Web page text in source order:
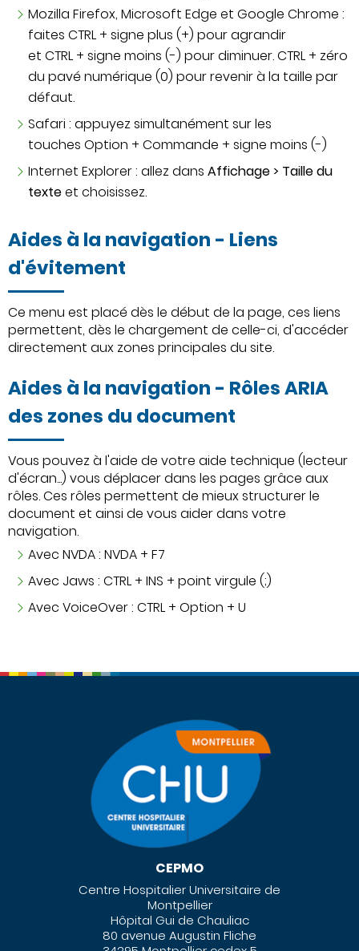
Mozilla Firefox, Microsoft Edge et Google Chrome :
faites CTRL + signe plus (+) pour agrandir
et CTRL + signe moins (-) pour diminuer. CTRL + zéro
du pavé numérique (0) pour revenir à la taille par
défaut.
Safari : appuyez simultanément sur les
touches Option + Commande + signe moins (-)
Internet Explorer : allez dans Affichage > Taille du
texteet choisissez.
Aides à la navigation - Liens
d'évitement
Ce menu est placé dès le début de la page, ces liens
permettent, dès le chargement de celle-ci, d'accéder
directement aux zones principales du site.
Aides à la navigation - Rôles ARIA
des zones du document
Vous pouvez à l'aide de votre aide technique (lecteur
d'écran...) vous déplacer dans les pages grâce aux
rôles. Ces rôles permettent de mieux structurer le
document et ainsi de vous aider dans votre
navigation.
Avec NVDA : NVDA + F7
Avec Jaws : CTRL + INS + point virgule (;)
Avec VoiceOver : CTRL + Option + U
CEPMO
Centre Hospitalier Universitaire de
Montpellier
Hôpital Gui de Chauliac
80 avenue Augustin Fliche